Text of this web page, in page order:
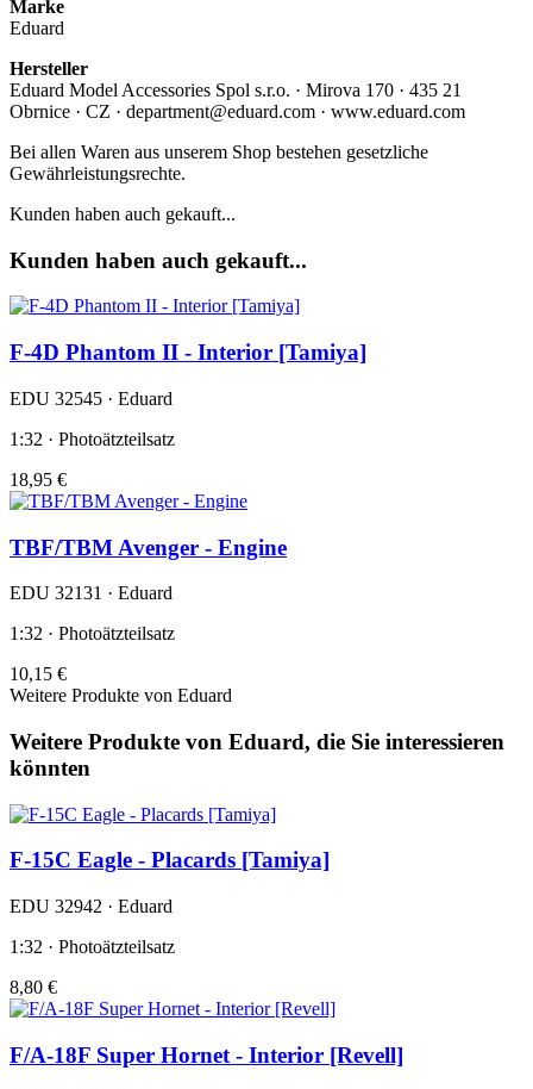
Marke
Eduard
Hersteller
Eduard Model Accessories Spol s.r.o. · Mirova 170 · 435 21
Obrnice · CZ · department@eduard.com · www.eduard.com
Bei allen Waren aus unserem Shop bestehen gesetzliche
Gewährleistungsrechte.
Kunden haben auch gekauft...
Kunden haben auch gekauft...
F-4D Phantom II - Interior [Tamiya]
EDU 32545 · Eduard
1:32 · Photoätzteilsatz
18,95 €
TBF/TBM Avenger - Engine
EDU 32131 · Eduard
1:32 · Photoätzteilsatz
10,15 €
Weitere Produkte von Eduard
Weitere Produkte von Eduard, die Sie interessieren
könnten
F-15C Eagle - Placards [Tamiya]
EDU 32942 · Eduard
1:32 · Photoätzteilsatz
8,80 €
F/A-18F Super Hornet - Interior [Revell]